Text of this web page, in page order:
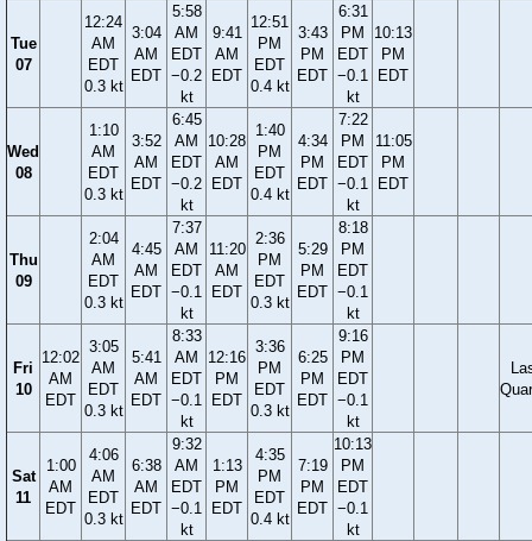
Tue
07
12:24
AM
EDT
0.3 kt
3:04
AM
EDT
5:58
AM
EDT
−0.2
kt
9:41
AM
EDT
12:51
PM
EDT
0.4 kt
3:43
PM
EDT
6:31
PM
EDT
−0.1
kt
10:13
PM
EDT
Wed
08
1:10
AM
EDT
0.3 kt
3:52
AM
EDT
6:45
AM
EDT
−0.2
kt
10:28
AM
EDT
1:40
PM
EDT
0.4 kt
4:34
PM
EDT
7:22
PM
EDT
−0.1
kt
11:05
PM
EDT
Thu
09
2:04
AM
EDT
0.3 kt
4:45
AM
EDT
7:37
AM
EDT
−0.1
kt
11:20
AM
EDT
2:36
PM
EDT
0.3 kt
5:29
PM
EDT
8:18
PM
EDT
−0.1
kt
Fri
10
12:02
AM
EDT
3:05
AM
EDT
0.3 kt
5:41
AM
EDT
8:33
AM
EDT
−0.1
kt
12:16
PM
EDT
3:36
PM
EDT
0.3 kt
6:25
PM
EDT
9:16
PM
EDT
−0.1
kt
Sat
11
1:00
AM
EDT
4:06
AM
EDT
0.3 kt
6:38
AM
EDT
9:32
AM
EDT
−0.1
kt
1:13
PM
EDT
4:35
PM
EDT
0.4 kt
7:19
PM
EDT
10:13
PM
EDT
−0.1
kt